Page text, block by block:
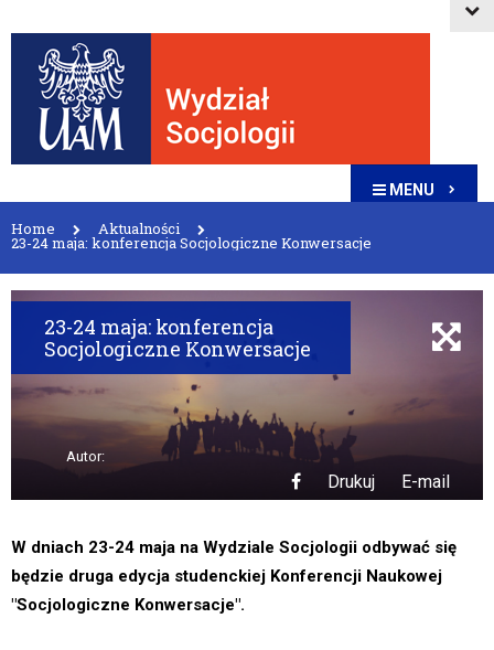
MENU
Home Aktualności
23-24 maja: konferencja Socjologiczne Konwersacje
23-24 maja: konferencja
Socjologiczne Konwersacje
Drukuj E-mail
Autor:
W dniach 23-24 maja na Wydziale Socjologii odbywać się
będzie druga edycja studenckiej Konferencji Naukowej
"Socjologiczne Konwersacje".